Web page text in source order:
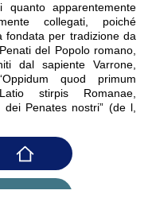
quanto apparentemente
collegati, poiché
fondata per tradizione da
del Popolo romano,
dal sapiente Varrone,
quod primum
stirpis Romanae,
dei Penates nostri” (de l,